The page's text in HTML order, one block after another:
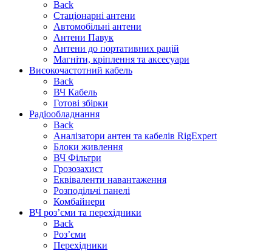
Back
Стаціонарні антени
Автомобільні антени
Антени Павук
Антени до портативних рацій
Магніти, кріплення та аксесуари
Високочастотний кабель
Back
ВЧ Кабель
Готові збірки
Радіообладнання
Back
Аналізатори антен та кабелів RigExpert
Блоки живлення
ВЧ Фільтри
Грозозахист
Еквіваленти навантаження
Розподільчі панелі
Комбайнери
ВЧ роз’єми та перехідники
Back
Роз’єми
Перехідники